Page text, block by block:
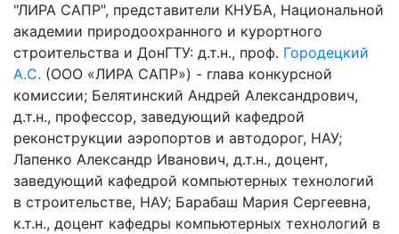
"ЛИРА САПР", представители КНУБА, Национальной
академии природоохранного и курортного
строительства и ДонГТУ: д.т.н., проф. Городецкий
А.С. (ООО «ЛИРА САПР») - глава конкурсной
комиссии; Белятинский Андрей Александрович,
д.т.н., профессор, заведующий кафедрой
реконструкции аэропортов и автодорог, НАУ;
Лапенко Александр Иванович, д.т.н., доцент,
заведующий кафедрой компьютерных технологий
в строительстве, НАУ; Барабаш Мария Сергеевна,
к.т.н., доцент кафедры компьютерных технологий в